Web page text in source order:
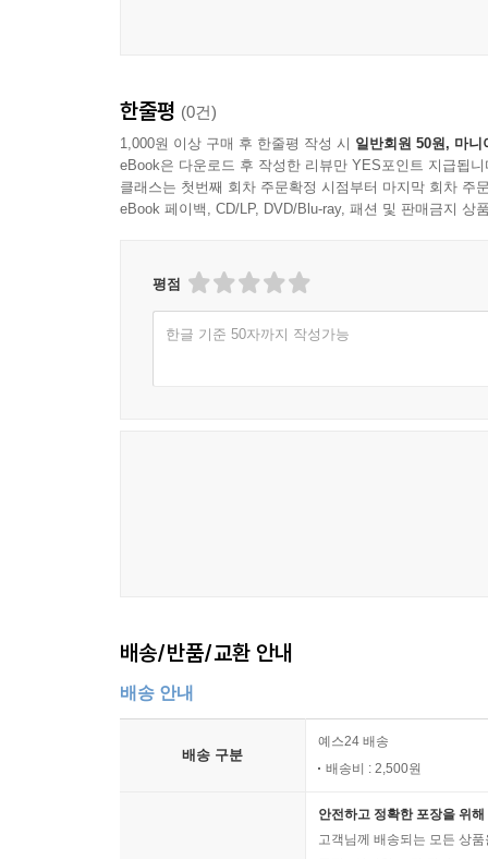
‘어떻게 ~?’라고 묻는 How+조동사+S+동사원형 ~?
‘어떻게 ~?’라고 묻는 How+be동사+S ~?
‘몇 개의 ~?’라고 묻는 How many
‘얼마나 (많은) ~?’라고 묻는 How much
알아두면 편리한 그 외의 How+부사 ~?
의문부사 How의 관용표현을 알면 영어가 쉬워진다!
우리는 대화한다, 고로 의문사를 쓴다
특수한 분야가 아니라면 대다수 사람들이 필요
섹션이 문어체 영어(written English)인데 반해 리
여기에 나오는 정도의 어휘와 문장을 구사하는
현실은 어떨까? 아침에 만나면 ‘안녕’ 하는 인
‘텔레비전에서 그거 봤어?’, ‘그 소식 들었어?’
맞장구친다. 아침, 점심, 저녁 하루 종일 나누는
현재, 과거, 미래
동사의 종류(be동사인가, 일반동사인가)와 시제
비즈니스에서 일어나는 왠만한 의사소통은 사실
의문문은 중학교 1학년 영어수업 시간에 인사말
한줄평 (0건)
1,000원 이상 구매 후 한줄평 작성 시 일반회원 50원, 마니
eBook은 다운로드 후 작성한 리뷰만 YES포인트 지급됩니
클래스는 첫번째 회차 주문확정 시점부터 마지막 회차 주
eBook 페이백, CD/LP, DVD/Blu-ray, 패션 및 판매금지 상
평점
한글 기준 50자까지 작성가능
배송/반품/교환 안내
배송 안내
배송 구분
예스24 배송
배송비 : 2,500원
안전하고 정확한 포장을 위
고객님께 배송되는 모든 상